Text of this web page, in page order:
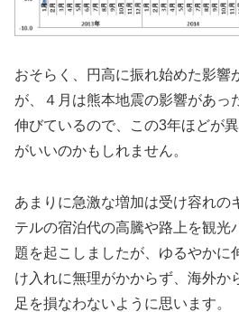
おそらく、円高に振れ始めた影響
が、４月は熊本地震の影響があっ
伸びているので、この3年ほどが
がいいのかもしれません。
あまりに急激な増加は受け容れの
テルの宿泊代の高騰や路上を観光
題を起こしましたが、ゆるやかに
け入れに無理がかからず、海外か
足を損なわないように思います。